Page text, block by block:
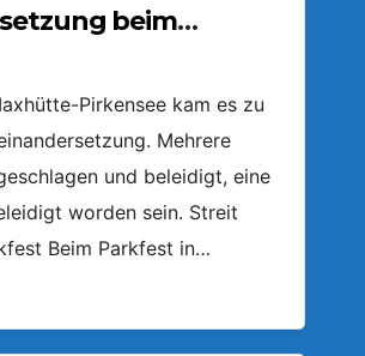
beim
Pirkensee kam es zu
Mehrere
und beleidigt, eine
worden sein. Streit
Beim Parkfest in…